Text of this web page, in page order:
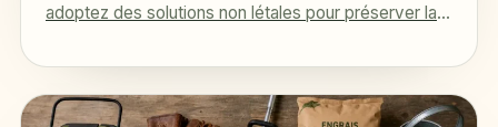
adoptez des solutions non létales pour préserver la